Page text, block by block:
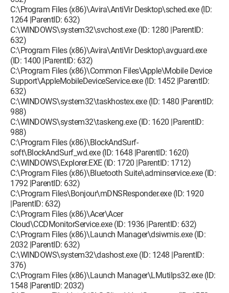
C:\Program Files (x86)\Avira\AntiVir Desktop\sched.exe (ID:
1264 |ParentID: 632)
C:\WINDOWS\system32\svchost.exe (ID: 1280 |ParentID:
632)
C:\Program Files (x86)\Avira\AntiVir Desktop\avguard.exe
(ID: 1400 |ParentID: 632)
C:\Program Files (x86)\Common Files\Apple\Mobile Device
Support\AppleMobileDeviceService.exe (ID: 1452 |ParentID:
632)
C:\WINDOWS\system32\taskhostex.exe (ID: 1480 |ParentID:
988)
C:\WINDOWS\system32\taskeng.exe (ID: 1620 |ParentID:
988)
C:\Program Files (x86)\BlockAndSurf-
soft\BlockAndSurf_wd.exe (ID: 1648 |ParentID: 1620)
C:\WINDOWS\Explorer.EXE (ID: 1720 |ParentID: 1712)
C:\Program Files (x86)\Bluetooth Suite\adminservice.exe (ID:
1792 |ParentID: 632)
C:\Program Files\Bonjour\mDNSResponder.exe (ID: 1920
|ParentID: 632)
C:\Program Files (x86)\Acer\Acer
Cloud\CCDMonitorService.exe (ID: 1936 |ParentID: 632)
C:\Program Files (x86)\Launch Manager\dsiwmis.exe (ID:
2032 |ParentID: 632)
C:\WINDOWS\system32\dashost.exe (ID: 1248 |ParentID:
376)
C:\Program Files (x86)\Launch Manager\LMutilps32.exe (ID:
1548 |ParentID: 2032)